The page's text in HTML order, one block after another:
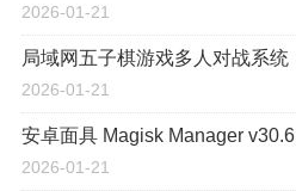
2026-01-21
局域网五子棋游戏多人对战系统
2026-01-21
安卓面具 Magisk Manager v30.6
2026-01-21